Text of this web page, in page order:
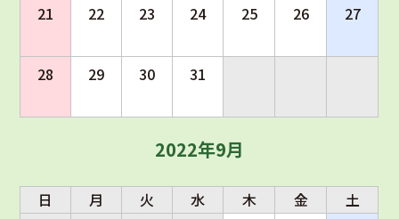
21 22 23 24 25 26 27
28 29 30 31
2022年9月
日 月 火 水 木 金
土